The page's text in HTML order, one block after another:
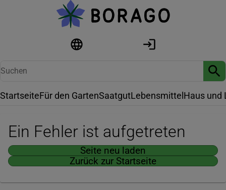
StartseiteFür den GartenSaatgutLebensmittel Haus und
Ein Fehler ist aufgetreten
Seite neu laden
Zurück zur Startseite